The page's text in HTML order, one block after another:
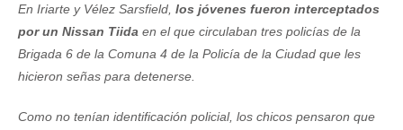
En Iriarte y Vélez Sarsfield, los jóvenes fueron interceptados
por un Nissan Tiida en el que circulaban tres policías de la
Brigada 6 de la Comuna 4 de la Policía de la Ciudad que les
hicieron señas para detenerse.
Como no tenían identificación policial, los chicos pensaron que